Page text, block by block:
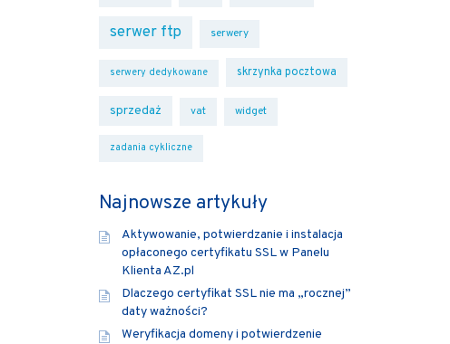
serwer ftp serwery
serwery dedykowane skrzynka pocztowa
sprzedaż vat widget
zadania cykliczne
Najnowsze artykuły
Aktywowanie, potwierdzanie i instalacja
opłaconego certyfikatu SSL w Panelu
Klienta AZ.pl
Dlaczego certyfikat SSL nie ma „rocznej”
daty ważności?
Weryfikacja domeny i potwierdzenie